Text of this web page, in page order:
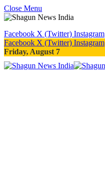
Close Menu
Facebook X (Twitter) Instagram
Facebook X (Twitter) Instagram
Friday, August 7